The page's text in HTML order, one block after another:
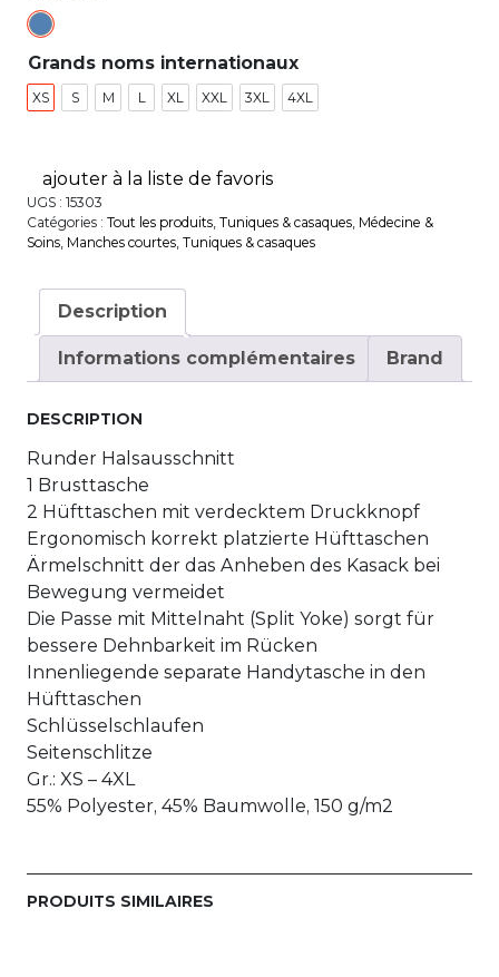
Grands noms internationaux
XS S M L XL XXL 3XL 4XL
ajouter à la liste de favoris
UGS : 15303
Catégories : Tout les produits Tuniques & casaques Médecine &
Soins Manches courtes Tuniques & casaques
Description
Informations complémentaires Brand
DESCRIPTION
Runder Halsausschnitt
1 Brusttasche
2 Hüfttaschen mit verdecktem Druckknopf
Ergonomisch korrekt platzierte Hüfttaschen
Ärmelschnitt der das Anheben des Kasack bei
Bewegung vermeidet
Die Passe mit Mittelnaht (Split Yoke) sorgt für
bessere Dehnbarkeit im Rücken
Innenliegende separate Handytasche in den
Hüfttaschen
Schlüsselschlaufen
Seitenschlitze
Gr.: XS – 4XL
55% Polyester, 45% Baumwolle, 150 g/m2
PRODUITS SIMILAIRES